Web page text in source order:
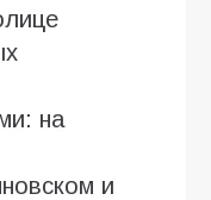
на
и